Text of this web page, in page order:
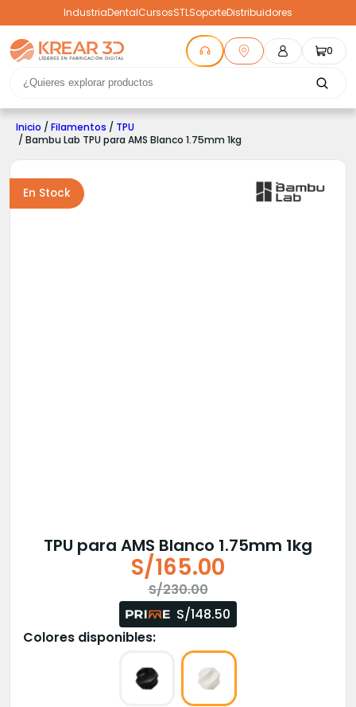
IndustriaDentalCursosSTLSoporteDistribuidores
0
Inicio / Filamentos / TPU
/ Bambu Lab TPU para AMS Blanco 1.75mm 1kg
En Stock
TPU para AMS Blanco 1.75mm 1kg
S/230.00
original
S/165.00
actual
S/148.50
Colores disponibles: